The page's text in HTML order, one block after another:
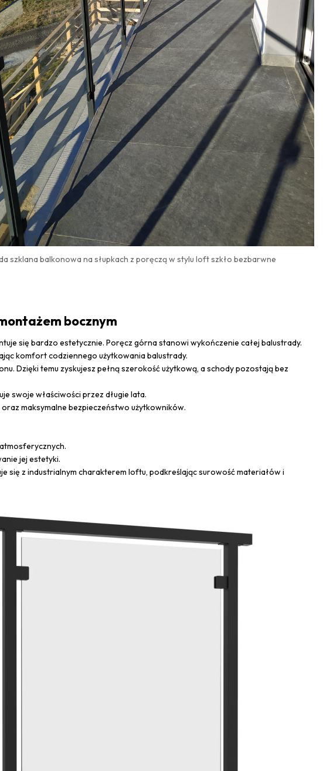
szklana balkonowa na słupkach z poręczą w stylu loft szkło bezbarwne
bocznym
się bardzo estetycznie. Poręcz górna stanowi wykończenie całej balustrady.
komfort codziennego użytkowania balustrady.
Dzięki temu zyskujesz pełną szerokość użytkową, a schody pozostają bez
swoje właściwości przez długie lata.
maksymalne bezpieczeństwo użytkowników.
jej estetyki.
się z industrialnym charakterem loftu, podkreślając surowość materiałów i